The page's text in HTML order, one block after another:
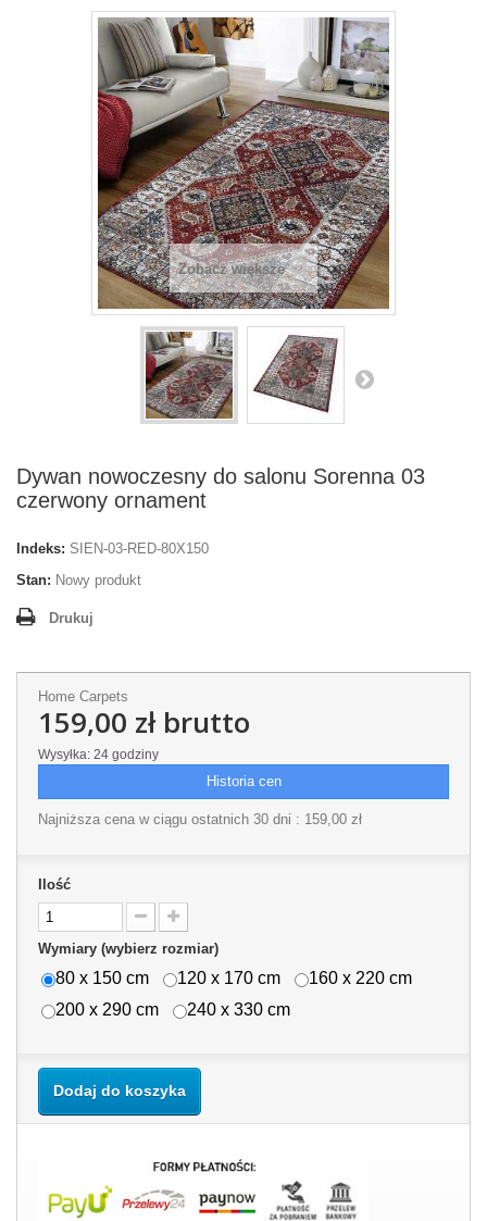
Zobacz większe
Dywan nowoczesny do salonu Sorenna 03
czerwony ornament
Indeks: SIEN-03-RED-80X150
Stan: Nowy produkt
Drukuj
Home Carpets
159,00 złbrutto
Wysyłka: 24 godziny
Historia cen
Najniższa cena w ciągu ostatnich 30 dni : 159,00 zł
Ilość
Wymiary (wybierz rozmiar)
80 x 150 cm 120 x 170 cm
160 x 220 cm
200 x 290 cm
240 x 330 cm
Dodaj do koszyka